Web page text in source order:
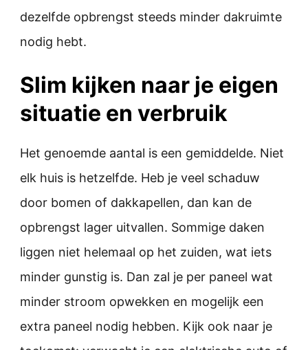
dezelfde opbrengst steeds minder dakruimte
nodig hebt.
Slim kijken naar je eigen
situatie en verbruik
Het genoemde aantal is een gemiddelde. Niet
elk huis is hetzelfde. Heb je veel schaduw
door bomen of dakkapellen, dan kan de
opbrengst lager uitvallen. Sommige daken
liggen niet helemaal op het zuiden, wat iets
minder gunstig is. Dan zal je per paneel wat
minder stroom opwekken en mogelijk een
extra paneel nodig hebben. Kijk ook naar je